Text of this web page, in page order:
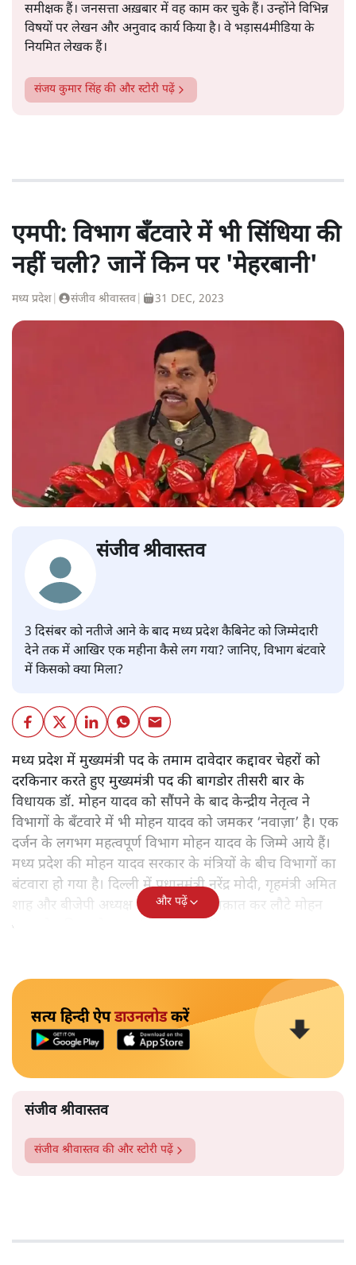
समीक्षक हैं। जनसत्ता अख़बार में वह काम कर चुके हैं। उन्होंने विभिन्न
विषयों पर लेखन और अनुवाद कार्य किया है। वे भड़ास4मीडिया के
नियमित लेखक हैं।
संजय कुमार सिंहकी और स्टोरी पढ़ें
एमपी: विभाग बँटवारे में भी सिंधिया की
नहीं चली? जानें किन पर 'मेहरबानी'
मध्य प्रदेश संजीव श्रीवास्तव 31 DEC, 2023
संजीव श्रीवास्तव
3 दिसंबर को नतीजे आने के बाद मध्य प्रदेश कैबिनेट को जिम्मेदारी
देने तक में आखिर एक महीना कैसे लग गया? जानिए, विभाग बंटवारे
में किसको क्या मिला?
मध्य प्रदेश में मुख्यमंत्री पद के तमाम दावेदार कद्दावर चेहरों को
दरकिनार करते हुए मुख्यमंत्री पद की बागडोर तीसरी बार के
विधायक डॉ. मोहन यादव को सौंपने के बाद केन्द्रीय नेतृत्व ने
विभागों के बँटवारे में भी मोहन यादव को जमकर ‘नवाज़ा’ है। एक
दर्जन के लगभग महत्वपूर्ण विभाग मोहन यादव के जिम्मे आये हैं।
मध्य प्रदेश की मोहन यादव सरकार के मंत्रियों के बीच विभागों का
बंटवारा हो गया है। दिल्ली में प्रधानमंत्री नरेंद्र मोदी, गृहमंत्री अमित
शाह और बीजेपी अध्यक्ष जेपी नड्डा से मुलाक़ात कर लौटे मोहन
यादव ने शनिवार देर शाम विभाग ‘बांट’ दिए।
और पढ़ें
सत्य हिन्दी ऐपडाउनलोडकरें
संजीव श्रीवास्तव
संजीव श्रीवास्तव की और स्टोरी पढ़ें